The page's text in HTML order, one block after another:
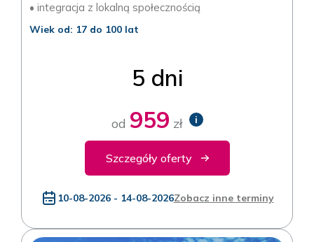
• integracja z lokalną społecznością
Wiek od: 17 do 100 lat
5 dni
od 959 zł i
Szczegóły oferty
10-08-2026 - 14-08-2026Zobacz inne terminy